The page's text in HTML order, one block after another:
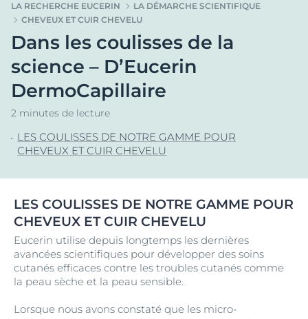
LA RECHERCHE EUCERIN
LA DÉMARCHE SCIENTIFIQUE
CHEVEUX ET CUIR CHEVELU
Dans les coulisses de la
science – D’Eucerin
DermoCapillaire
2 minutes de lecture
LES COULISSES DE NOTRE GAMME POUR
CHEVEUX ET CUIR CHEVELU
LES COULISSES DE NOTRE GAMME POUR
CHEVEUX ET CUIR CHEVELU
Eucerin utilise depuis longtemps les dernières
avancées scientifiques pour développer des soins
cutanés efficaces contre les troubles cutanés comme
la peau sèche et la peau sensible.
Lorsque nous avons constaté que les micro-